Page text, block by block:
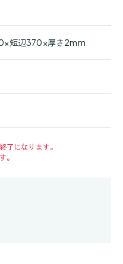
短辺370×厚さ2mm
了になります。
。